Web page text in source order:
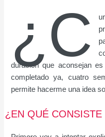
¿C
duración que aconsejan
completado ya, cuatro
permite hacerme una idea
¿EN QUÉ